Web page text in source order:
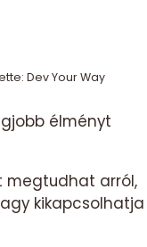
Dev Your Way
élményt
megtudhat arról,
kikapcsolhatja